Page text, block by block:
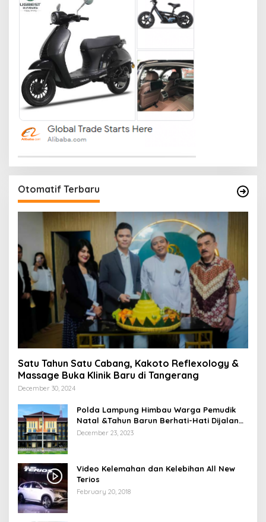
Otomatif Terbaru
Satu Tahun Satu Cabang, Kakoto Reflexology &
Massage Buka Klinik Baru di Tangerang
December 30, 2024
Polda Lampung Himbau Warga Pemudik
Natal &Tahun Barun Berhati-Hati Dijalan
Saat Melintas di -Titik Rawan Kecelakaan
December 23, 2023
Video Kelemahan dan Kelebihan All New
Terios
February 20, 2018